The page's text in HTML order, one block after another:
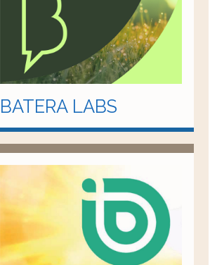
BATERA LABS